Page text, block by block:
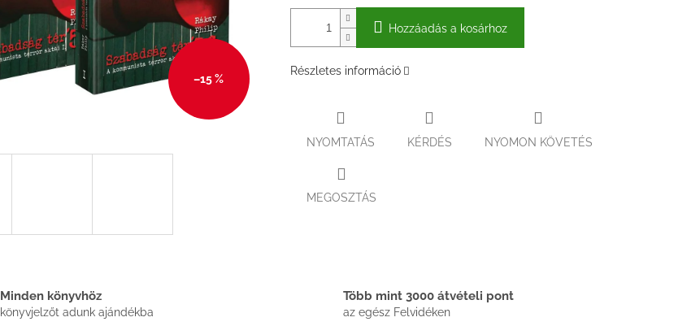
–15 %
Hozzáadás a kosárhoz
Részletes információ
NYOMTATÁS KÉRDÉS NYOMON KÖVETÉS
MEGOSZTÁS
Minden könyvhöz
könyvjelzőt adunk ajándékba
Több mint 3000 átvételi pont
az egész Felvidéken